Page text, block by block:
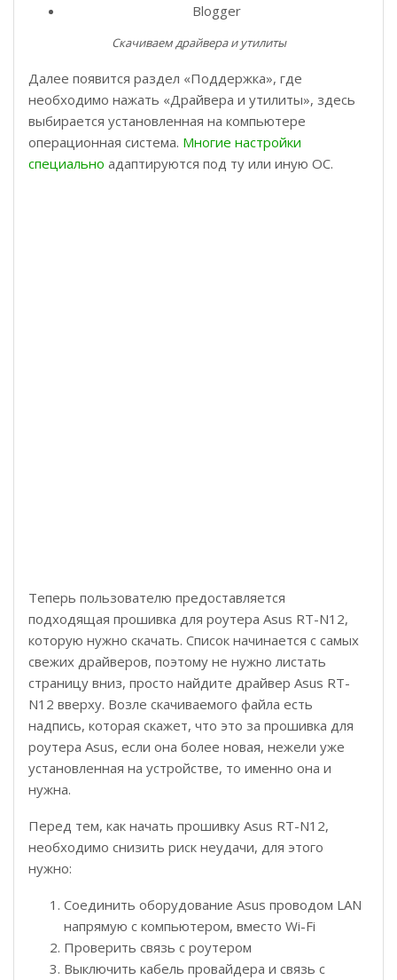
Blogger
Скачиваем драйвера и утилиты
Далее появится раздел «Поддержка», где
необходимо нажать «Драйвера и утилиты», здесь
выбирается установленная на компьютере
операционная система. Многие настройки
специально адаптируются под ту или иную ОС.
Теперь пользователю предоставляется
подходящая прошивка для роутера Asus RT-N12,
которую нужно скачать. Список начинается с самых
свежих драйверов, поэтому не нужно листать
страницу вниз, просто найдите драйвер Asus RT-
N12 вверху. Возле скачиваемого файла есть
надпись, которая скажет, что это за прошивка для
роутера Asus, если она более новая, нежели уже
установленная на устройстве, то именно она и
нужна.
Перед тем, как начать прошивку Asus RT-N12,
необходимо снизить риск неудачи, для этого
нужно:
Соединить оборудование Asus проводом LAN
напрямую с компьютером, вместо Wi-Fi
Проверить связь с роутером
Выключить кабель провайдера и связь с